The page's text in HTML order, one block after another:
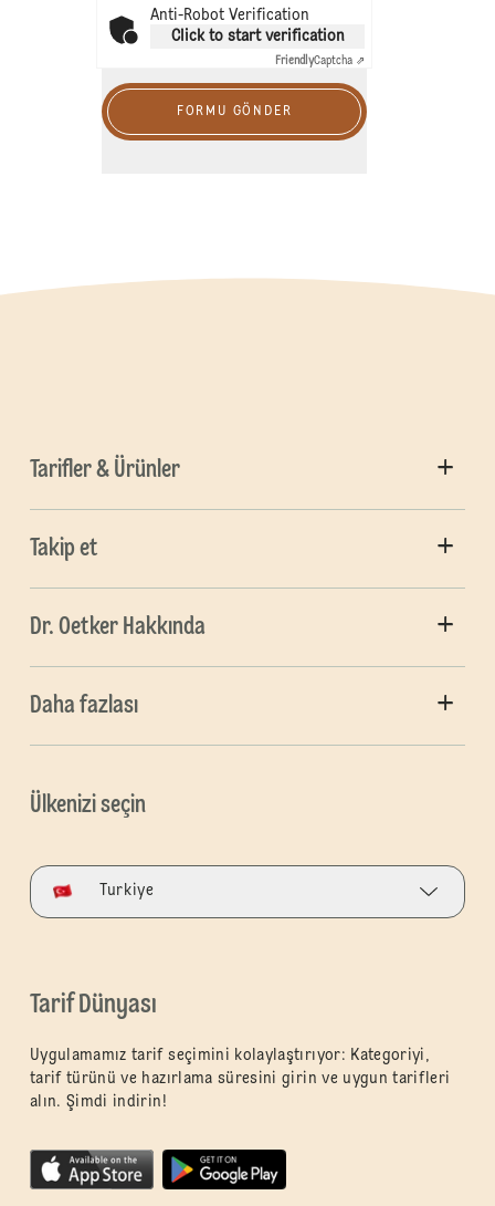
Anti-Robot Verification
Click to start verification
FriendlyCaptcha ⇗
FORMU GÖNDER
Tarifler & Ürünler
Takip et
Dr. Oetker Hakkında
Daha fazlası
Ülkenizi seçin
Turkiye
Tarif Dünyası
Uygulamamız tarif seçimini kolaylaştırıyor: Kategoriyi,
tarif türünü ve hazırlama süresini girin ve uygun tarifleri
alın. Şimdi indirin!